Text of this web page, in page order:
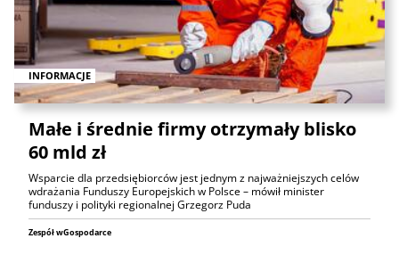
INFORMACJE
Małe i średnie firmy otrzymały blisko
60 mld zł
Wsparcie dla przedsiębiorców jest jednym z najważniejszych celów
wdrażania Funduszy Europejskich w Polsce – mówił minister
funduszy i polityki regionalnej Grzegorz Puda
Zespół wGospodarce